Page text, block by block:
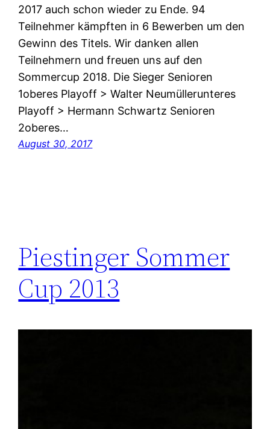
2017 auch schon wieder zu Ende. 94
Teilnehmer kämpften in 6 Bewerben um den
Gewinn des Titels. Wir danken allen
Teilnehmern und freuen uns auf den
Sommercup 2018. Die Sieger Senioren
1oberes Playoff > Walter Neumüllerunteres
Playoff > Hermann Schwartz Senioren
2oberes…
August 30, 2017
Piestinger Sommer
Cup 2013